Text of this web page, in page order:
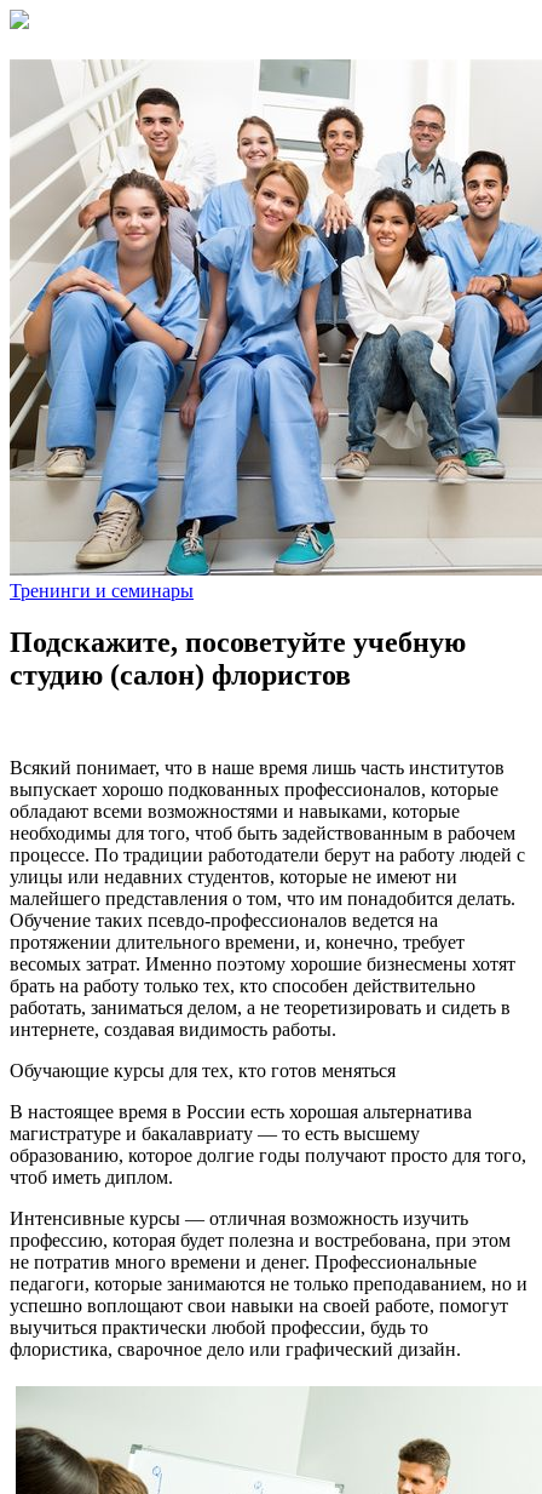
Тренинги и семинары
Подскажите, посоветуйте учебную
студию (салон) флористов
Всякий понимает, что в наше время лишь часть институтов
выпускает хорошо подкованных профессионалов, которые
обладают всеми возможностями и навыками, которые
необходимы для того, чтоб быть задействованным в рабочем
процессе. По традиции работодатели берут на работу людей с
улицы или недавних студентов, которые не имеют ни
малейшего представления о том, что им понадобится делать.
Обучение таких псевдо-профессионалов ведется на
протяжении длительного времени, и, конечно, требует
весомых затрат. Именно поэтому хорошие бизнесмены хотят
брать на работу только тех, кто способен действительно
работать, заниматься делом, а не теоретизировать и сидеть в
интернете, создавая видимость работы.
Обучающие курсы для тех, кто готов меняться
В настоящее время в России есть хорошая альтернатива
магистратуре и бакалавриату — то есть высшему
образованию, которое долгие годы получают просто для того,
чтоб иметь диплом.
Интенсивные курсы — отличная возможность изучить
профессию, которая будет полезна и востребована, при этом
не потратив много времени и денег. Профессиональные
педагоги, которые занимаются не только преподаванием, но и
успешно воплощают свои навыки на своей работе, помогут
выучиться практически любой профессии, будь то
флористика, сварочное дело или графический дизайн.